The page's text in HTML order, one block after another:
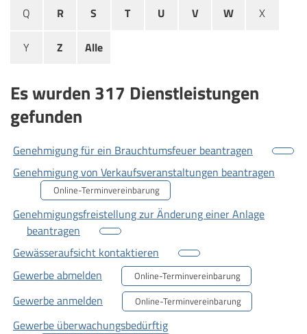
Q R S T U V W X
Y Z Alle
Es wurden 317 Dienstleistungen
gefunden
Genehmigung für ein Brauchtumsfeuer beantragen
Genehmigung von Verkaufsveranstaltungen beantragen
Online-Terminvereinbarung
Genehmigungsfreistellung zur Änderung einer Anlage
beantragen
Gewässeraufsicht kontaktieren
Gewerbe abmelden
Online-Terminvereinbarung
Gewerbe anmelden Online-Terminvereinbarung
Gewerbe überwachungsbedürftig